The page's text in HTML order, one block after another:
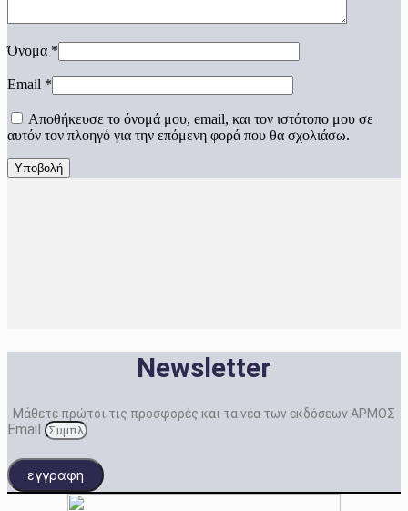
Όνομα *
Email *
Αποθήκευσε το όνομά μου, email, και τον ιστότοπο μου σε
αυτόν τον πλοηγό για την επόμενη φορά που θα σχολιάσω.
Newsletter
Μάθετε πρώτοι τις προσφορές και τα νέα των εκδόσεων ΑΡΜΟΣ
Email
εγγραφη